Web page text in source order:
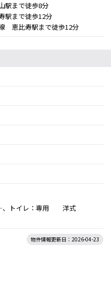
駅まで徒歩8分
駅まで徒歩12分
恵比寿駅まで徒歩12分
、トイレ：専用 洋式
物件情報更新日：2026-04-23